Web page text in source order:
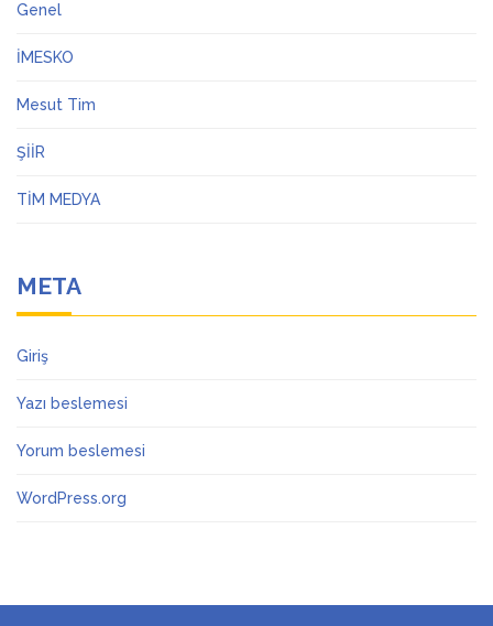
Genel
İMESKO
Mesut Tim
ŞİİR
TİM MEDYA
META
Giriş
Yazı beslemesi
Yorum beslemesi
WordPress.org